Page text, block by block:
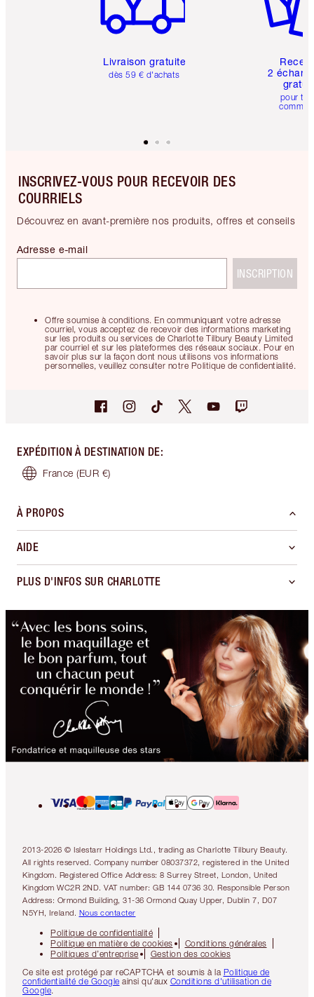
Livraison gratuite
dès 59 € d'achats
2
pour
INSCRIVEZ-VOUS POUR RECEVOIR DES
COURRIELS
Découvrez en avant-première nos produits, offres et conseils
Offre soumise à conditions. En communiquant votre adresse
courriel, vous acceptez de recevoir des informations marketing
sur les produits ou services de Charlotte Tilbury Beauty Limited
par courriel et sur les plateformes des réseaux sociaux. Pour en
savoir plus sur la façon dont nous utilisons vos informations
personnelles, veuillez consulter notre Politique de confidentialité.
Adresse e-mail
INSCRIPTION
EXPÉDITION À DESTINATION DE:
France (EUR €)
À PROPOS
AIDE
PLUS D'INFOS SUR CHARLOTTE
2013-2026 © Islestarr Holdings Ltd., trading as Charlotte Tilbury Beauty.
All rights reserved. Company number 08037372, registered in the United
Kingdom. Registered Office Address: 8 Surrey Street, London, United
Kingdom WC2R 2ND. VAT number: GB 144 0736 30. Responsible Person
Address: Ormond Building, 31-36 Ormond Quay Upper, Dublin 7, D07
N5YH, Ireland. Nous contacter
Politique de confidentialité
Politique en matière de cookies
Conditions générales
Politiques d’entreprise
Gestion des cookies
Ce site est protégé par reCAPTCHA et soumis à la Politique de
confidentialité de Google ainsi qu'aux Conditions d'utilisation de
Google.